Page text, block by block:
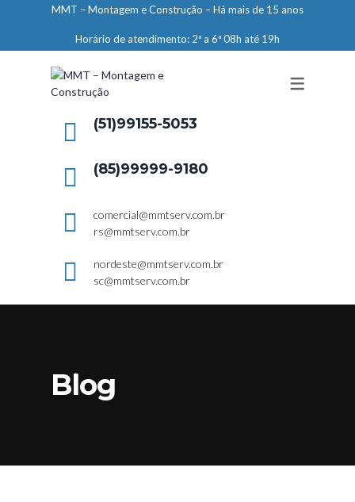
ENGENHARIA
LIMPEZA E CONSERVAÇÃO
MANUTENÇÃO PREDIAL
ELEVADORES – PREPARAÇÃO DE
MMT – Montagem e Construção – Há mais de 15 anos
Horário de atendimento: 2ª a 6ª 08h até 19h
(51)99155-5053
(85)99999-9180
comercial@mmtserv.com.br
rs@mmtserv.com.br
nordeste@mmtserv.com.br
sc@mmtserv.com.br
Blog